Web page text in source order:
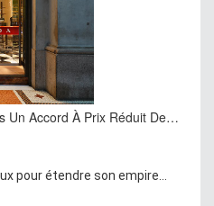
Un Accord À Prix Réduit De…
pour étendre son empire...